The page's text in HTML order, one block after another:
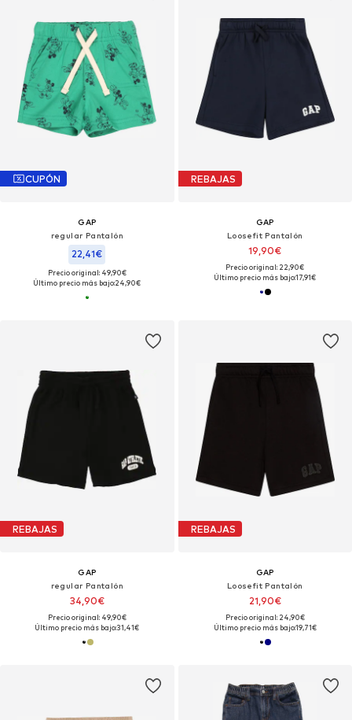
CUPÓN
GAP
regular Pantalón
22,41€
Precio original: 49,90€
Último precio más bajo:24,90€
REBAJAS
GAP
Loosefit Pantalón
19,90€
Precio original: 22,90€
Último precio más bajo:17,91€
REBAJAS
GAP
regular Pantalón
34,90€
Precio original: 49,90€
Último precio más bajo:31,41€
REBAJAS
GAP
Loosefit Pantalón
21,90€
Precio original: 24,90€
Último precio más bajo:19,71€